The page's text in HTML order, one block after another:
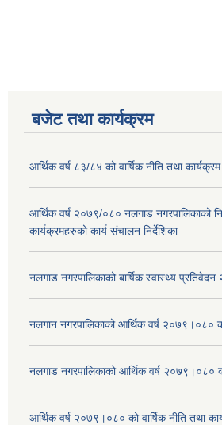
बजेट तथा कार्यक्रम
आर्थिक वर्ष ८३/८४ को वार्षिक नीति तथा
आर्थिक वर्ष २०७९/०८० नलगाड नगरपालिकाको
कार्यक्रमहरुको कार्य संचालन निर्देशिका
नलगाड नगरपालिकाको बार्षिक स्वास्थ्य
नलगान नगरपालिकाको आर्थिक वर्ष
नलगाड नगरपालिकाको आर्थिक वर्ष २०७९।०८०
आर्थिक वर्ष २०७९।०८० को वार्षिक नीति तथा